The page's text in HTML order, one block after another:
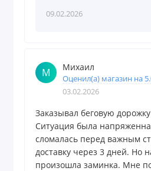
09.02.2026
М Михаил
Оценил(а) магазин на
03.02.2026
Заказывал беговую
Ситуация была
сломалась перед важным
доставку через 3 дней. Но
произошла заминка. Мне